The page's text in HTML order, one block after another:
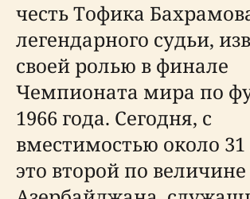
честь Тофика
легендарного судьи,
своей ролью в финале
Чемпионата мира по
1966 года. Сегодня, с
вместимостью около 31
это второй по